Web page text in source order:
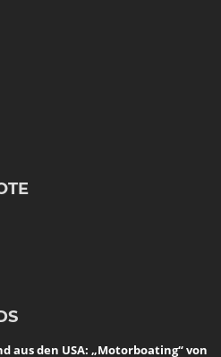
aus den USA: „Motorboating“ von